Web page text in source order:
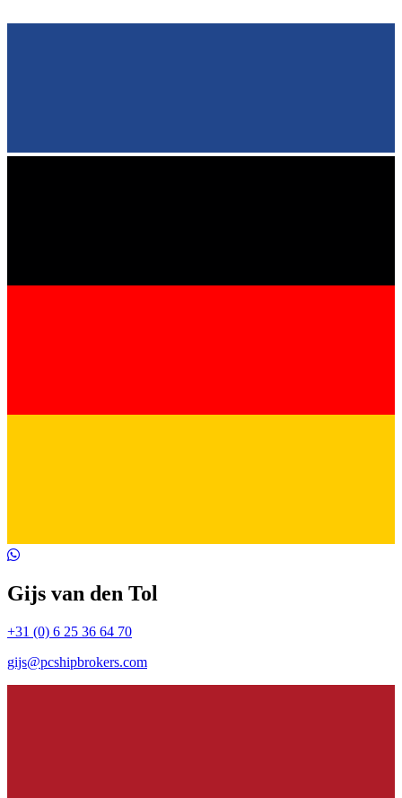
Gijs van den Tol
+31 (0) 6 25 36 64 70
gijs@pcshipbrokers.com